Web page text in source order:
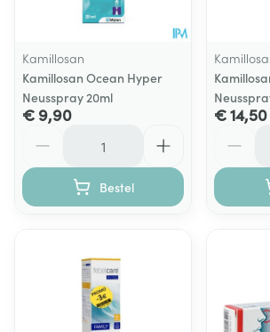
Kamillosan
Kamillosan Ocean Hyper
Neusspray 20ml
€ 9,90
Bestel
€ 14,50